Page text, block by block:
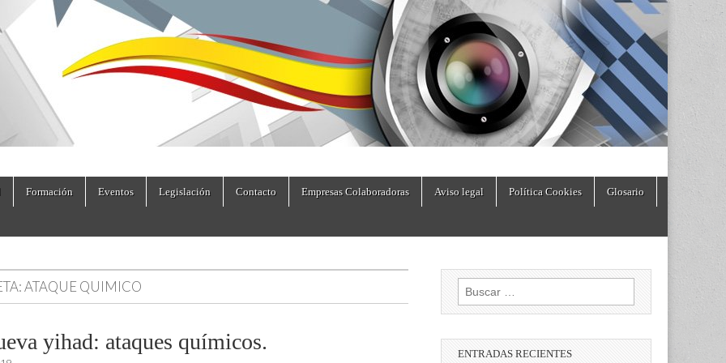
Formación Eventos Legislación Contacto Empresas Colaboradoras Aviso legal Política Cookies Glosario
ATAQUE QUIMICO
yihad: ataques químicos.
Buscar:
ENTRADAS RECIENTES